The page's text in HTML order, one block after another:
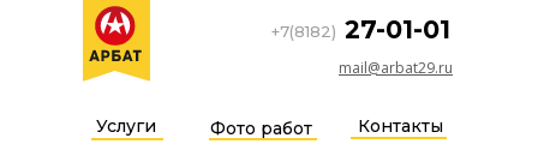
Услуги Фото работ Контакты
mail@arbat29.ru
27-01-01
+7(8182)